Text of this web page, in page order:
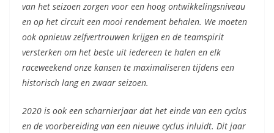
van het seizoen zorgen voor een hoog ontwikkelingsniveau
en op het circuit een mooi rendement behalen. We moeten
ook opnieuw zelfvertrouwen krijgen en de teamspirit
versterken om het beste uit iedereen te halen en elk
raceweekend onze kansen te maximaliseren tijdens een
historisch lang en zwaar seizoen.
2020 is ook een scharnierjaar dat het einde van een cyclus
en de voorbereiding van een nieuwe cyclus inluidt. Dit jaar